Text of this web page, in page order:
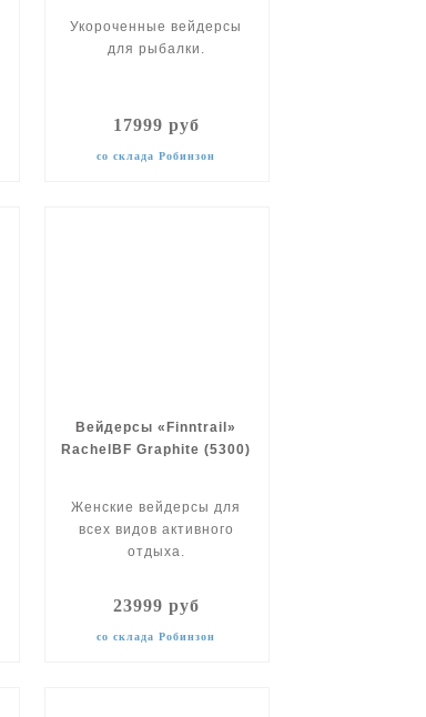
Укороченные вейдерсы
для рыбалки.
17999 руб
со склада Робинзон
Вейдерсы «Finntrail»
RachelBF Graphite (5300)
Женские вейдерсы для
всех видов активного
отдыха.
23999 руб
со склада Робинзон